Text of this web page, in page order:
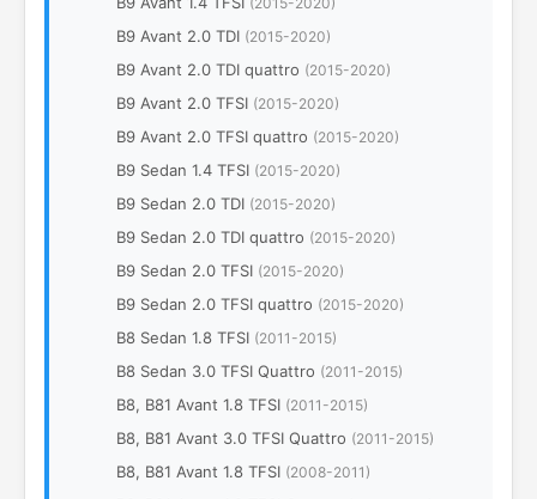
B9 Avant 2.0 TDI (2015-2020)
B9 Avant 2.0 TDI quattro (2015-2020)
B9 Avant 2.0 TFSI (2015-2020)
B9 Avant 2.0 TFSI quattro (2015-2020)
B9 Sedan 1.4 TFSI (2015-2020)
B9 Sedan 2.0 TDI (2015-2020)
B9 Sedan 2.0 TDI quattro (2015-2020)
B9 Sedan 2.0 TFSI (2015-2020)
B9 Sedan 2.0 TFSI quattro (2015-2020)
B8 Sedan 1.8 TFSI (2011-2015)
B8 Sedan 3.0 TFSI Quattro (2011-2015)
B8, B81 Avant 1.8 TFSI (2011-2015)
B8, B81 Avant 3.0 TFSI Quattro (2011-2015)
B8, B81 Avant 1.8 TFSI (2008-2011)